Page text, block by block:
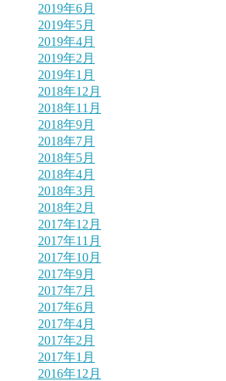
2019年6月
2019年5月
2019年4月
2019年2月
2019年1月
2018年12月
2018年11月
2018年9月
2018年7月
2018年5月
2018年4月
2018年3月
2018年2月
2017年12月
2017年11月
2017年10月
2017年9月
2017年7月
2017年6月
2017年4月
2017年2月
2017年1月
2016年12月